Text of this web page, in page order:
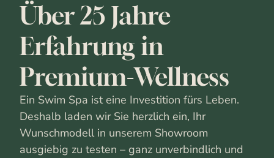
Über 25 Jahre
Erfahrung in
Premium-Wellness
Ein Swim Spa ist eine Investition fürs Leben.
Deshalb laden wir Sie herzlich ein, Ihr
Wunschmodell in unserem Showroom
ausgiebig zu testen – ganz unverbindlich und